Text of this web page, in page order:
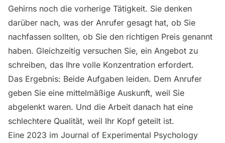
Gehirns noch die vorherige Tätigkeit. Sie denken
darüber nach, was der Anrufer gesagt hat, ob Sie
nachfassen sollten, ob Sie den richtigen Preis genannt
haben. Gleichzeitig versuchen Sie, ein Angebot zu
schreiben, das Ihre volle Konzentration erfordert.
Das Ergebnis: Beide Aufgaben leiden. Dem Anrufer
geben Sie eine mittelmäßige Auskunft, weil Sie
abgelenkt waren. Und die Arbeit danach hat eine
schlechtere Qualität, weil Ihr Kopf geteilt ist.
Eine 2023 im Journal of Experimental Psychology